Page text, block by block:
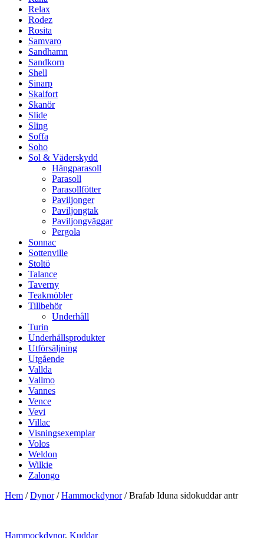
Relax
Rodez
Rosita
Samvaro
Sandhamn
Sandkorn
Shell
Sinarp
Skalfort
Skanör
Slide
Sling
Soffa
Soho
Sol & Väderskydd
Hängparasoll
Parasoll
Parasollfötter
Paviljonger
Paviljongtak
Paviljongväggar
Pergola
Sonnac
Sottenville
Stoltö
Talance
Taverny
Teakmöbler
Tillbehör
Underhåll
Turin
Underhållsprodukter
Utförsäljning
Utgående
Vallda
Vallmo
Vannes
Vence
Vevi
Villac
Visningsexemplar
Volos
Weldon
Wilkie
Zalongo
Hem /Dynor/Hammockdynor/ Brafab Iduna sidokuddar antr
Hammockdynor, Kuddar